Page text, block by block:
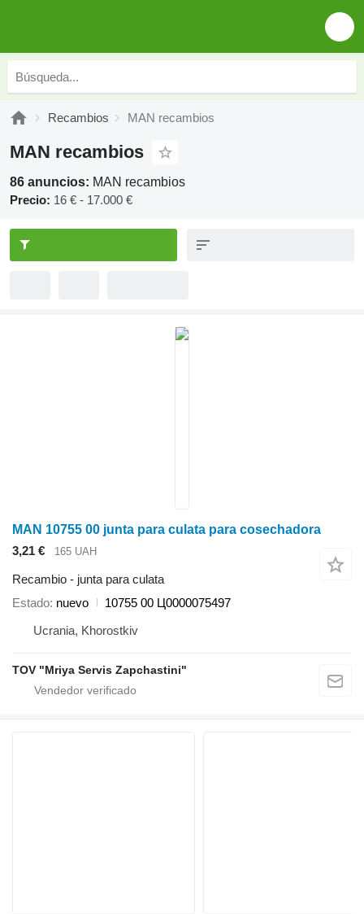
Recambios MAN recambios
MAN recambios
86 anuncios: MAN recambios
Precio: 16 € - 17.000 €
MAN 10755 00 junta para culata para cosechadora
3,21 €
165 UAH
Recambio - junta para culata
Estado nuevo
10755 00 Ц0000075497
Ucrania, Khorostkiv
TOV "Mriya Servis Zapchastini"